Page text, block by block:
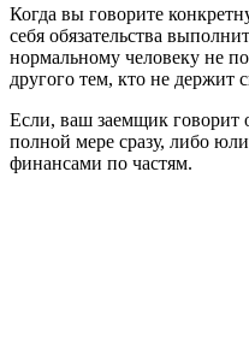
Когда вы говорите
себя обязательства
нормальному человеку не
другого тем, кто не держит
Если, ваш заемщик говорит
полной мере сразу, либо
финансами по частям.